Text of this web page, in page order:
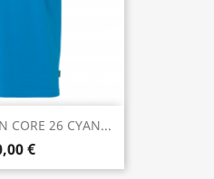
CORE 26 CYAN...
€